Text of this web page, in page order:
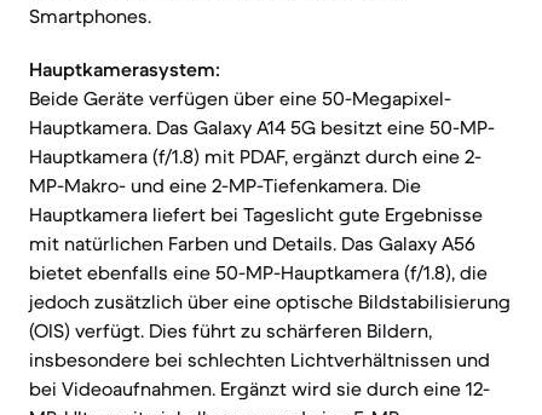
Smartphones.
Hauptkamerasystem:
Beide Geräte verfügen über eine 50-Megapixel-
Hauptkamera. Das Galaxy A14 5G besitzt eine 50-MP-
Hauptkamera (f/1.8) mit PDAF, ergänzt durch eine 2-
MP-Makro- und eine 2-MP-Tiefenkamera. Die
Hauptkamera liefert bei Tageslicht gute Ergebnisse
mit natürlichen Farben und Details. Das Galaxy A56
bietet ebenfalls eine 50-MP-Hauptkamera (f/1.8), die
jedoch zusätzlich über eine optische Bildstabilisierung
(OIS) verfügt. Dies führt zu schärferen Bildern,
insbesondere bei schlechten Lichtverhältnissen und
bei Videoaufnahmen. Ergänzt wird sie durch eine 12-